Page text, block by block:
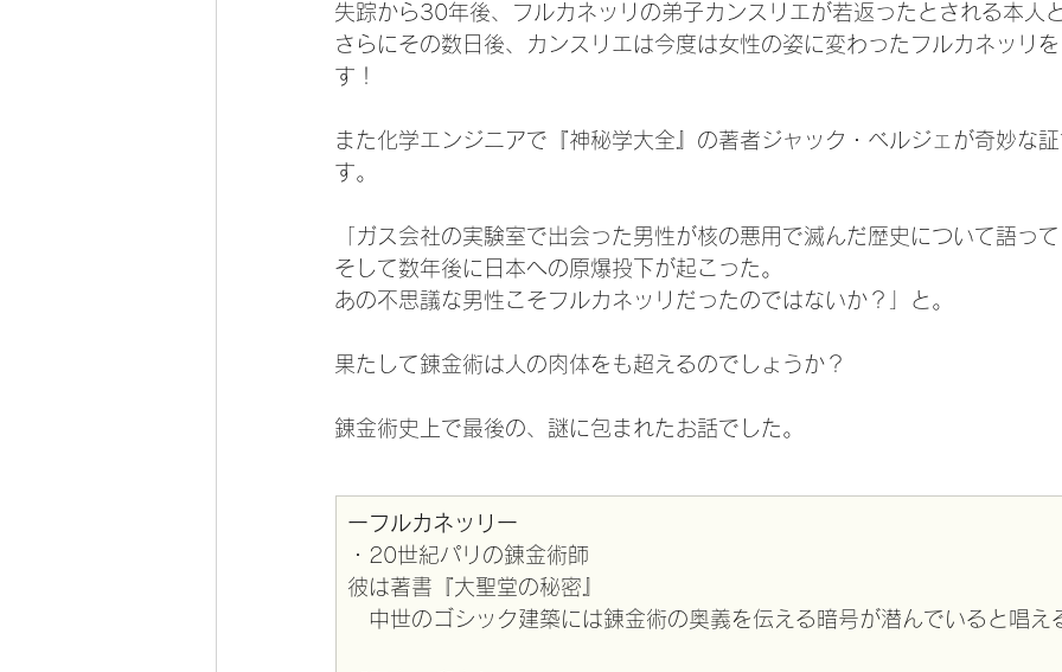
失踪から30年後、フルカネッリの弟子カンスリエが若返ったとされる本人
さらにその数日後、カンスリエは今度は女性の姿に変わったフルカネッリ
す！
また化学エンジニアで『神秘学大全』の著者ジャック・ベルジェが奇妙な
す。
「ガス会社の実験室で出会った男性が核の悪用で滅んだ歴史について語っ
そして数年後に日本への原爆投下が起こった。
あの不思議な男性こそフルカネッリだったのではないか？」と。
果たして錬金術は人の肉体をも超えるのでしょうか？
錬金術史上で最後の、謎に包まれたお話でした。
ーフルカネッリー
・20世紀パリの錬金術師
彼は著書『大聖堂の秘密』
中世のゴシック建築には錬金術の奥義を伝える暗号が潜んでいると唱え